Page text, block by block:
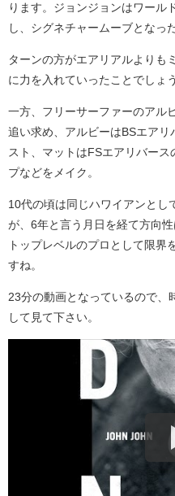
ります。ジョンジョンはワール
し、シグネチャームーブとなっ
ターンの方がエアリアルよりも
に力を入れていったことでしょう
一方、フリーサーファーのアル
追い求め、アルビーはBSエア
スト、マットはFSエアリバー
プなどをメイク。
10代の頃は同じハワイアンとし
が、6年と言う月日を経て方向
トップレベルのプロとして限界
すね。
23分の動画となっているので、
して見て下さい。